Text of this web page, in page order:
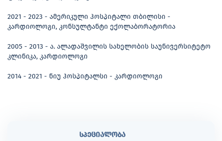
2021 - 2023 - ამერიკული ჰოსპიტალი თბილისი -
კარდიოლოგი, კონსულტანტი ექოლაბორატორია
2005 - 2013 - ა. ალადაშვილის სახელობის საუნივერსიტეტო
კლინიკა, კარდიოლოგი
2014 - 2021 - ნიუ ჰოსპიტალსი - კარდიოლოგი
სპეციალობა